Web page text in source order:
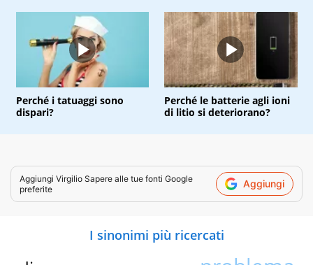
Perché i tatuaggi sono
dispari?
Perché le batterie agli ioni
di litio si deteriorano?
Aggiungi Virgilio Sapere alle tue fonti Google
preferite
Aggiungi
I sinonimi più ricercati